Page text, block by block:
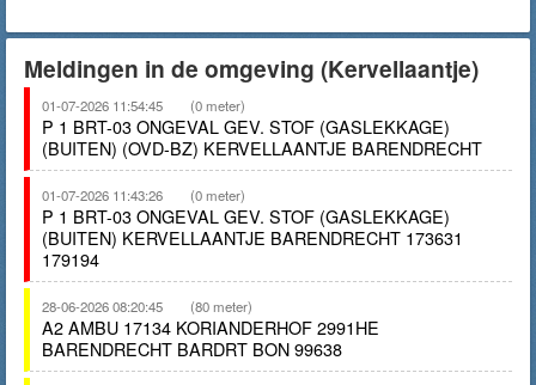
Meldingen in de omgeving (Kervellaantje)
01-07-2026 11:54:45 (0 meter)
P 1 BRT-03 ONGEVAL GEV. STOF (GASLEKKAGE)
(BUITEN) (OVD-BZ) KERVELLAANTJE BARENDRECHT
01-07-2026 11:43:26 (0 meter)
P 1 BRT-03 ONGEVAL GEV. STOF (GASLEKKAGE)
(BUITEN) KERVELLAANTJE BARENDRECHT 173631
179194
28-06-2026 08:20:45 (80 meter)
A2 AMBU 17134 KORIANDERHOF 2991HE
BARENDRECHT BARDRT BON 99638